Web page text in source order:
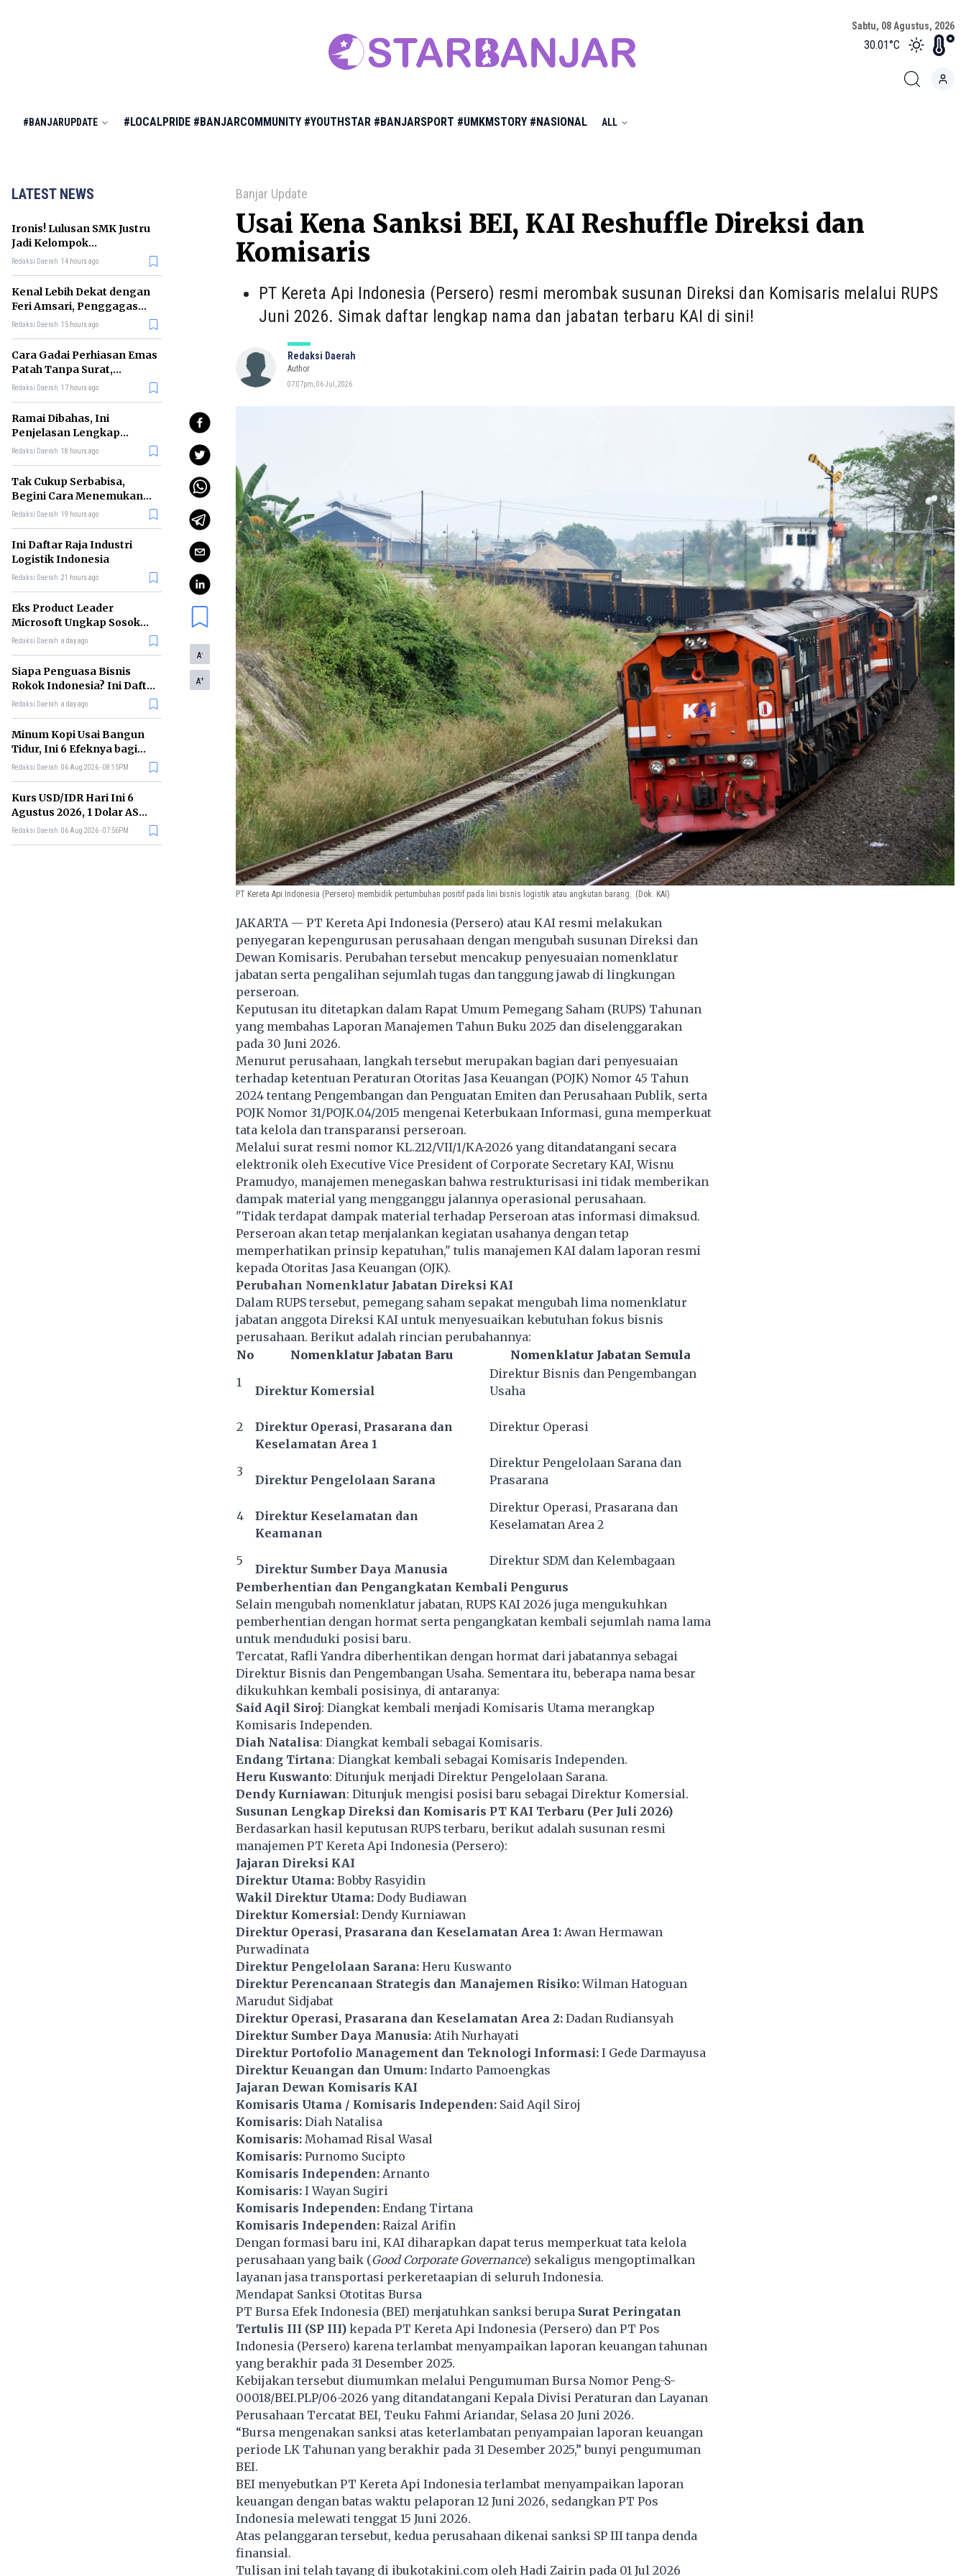
Sabtu, 08 Agustus, 2026
30.01°C
#BANJARUPDATE #LOCALPRIDE #BANJARCOMMUNITY #YOUTHSTAR #BANJARSPORT #UMKMSTORY #NASIONAL ALL
LATEST NEWS
Ironis! Lulusan SMK Justru
Jadi Kelompok
Pengangguran Terbanyak
Redaksi Daerah 14 hours ago
Kenal Lebih Dekat dengan
Feri Amsari, Penggagas
Kabinet Bayangan
Redaksi Daerah 15 hours ago
Cara Gadai Perhiasan Emas
Patah Tanpa Surat,
Ternyata Tetap Bisa!
Redaksi Daerah 17 hours ago
Ramai Dibahas, Ini
Penjelasan Lengkap
tentang Konsep Kabinet
Redaksi Daerah 18 hours ago
Tak Cukup Serbabisa,
Begini Cara Menemukan
'Spike' agar CV Dilirik HR
Redaksi Daerah 19 hours ago
Ini Daftar Raja Industri
Logistik Indonesia
Redaksi Daerah 21 hours ago
Eks Product Leader
Microsoft Ungkap Sosok
yang Paling Cocok
Redaksi Daerah a day ago
Siapa Penguasa Bisnis
Rokok Indonesia? Ini Daftar
Perusahaan Terbesarnya
Redaksi Daerah a day ago
Minum Kopi Usai Bangun
Tidur, Ini 6 Efeknya bagi
Kesehatan Tubuh
Redaksi Daerah 06 Aug 2026 - 08:15PM
Kurs USD/IDR Hari Ini 6
Agustus 2026, 1 Dolar AS
Kini Berapa Rupiah?
Redaksi Daerah 06 Aug 2026 - 07:56PM
Banjar Update
Usai Kena Sanksi BEI, KAI Reshuffle Direksi dan
Komisaris
PT Kereta Api Indonesia (Persero) resmi merombak susunan Direksi dan Komisaris melalui RUPS
Juni 2026. Simak daftar lengkap nama dan jabatan terbaru KAI di sini!
Redaksi Daerah
Author
07:07pm, 06 Jul, 2026
A-
A+
PT Kereta Api Indonesia (Persero) membidik pertumbuhan positif pada lini bisnis logistik atau angkutan barang. (Dok. KAI)
JAKARTA — PT Kereta Api Indonesia (Persero) atau KAI resmi melakukan
penyegaran kepengurusan perusahaan dengan mengubah susunan Direksi dan
Dewan Komisaris. Perubahan tersebut mencakup penyesuaian nomenklatur
jabatan serta pengalihan sejumlah tugas dan tanggung jawab di lingkungan
perseroan.
Keputusan itu ditetapkan dalam Rapat Umum Pemegang Saham (RUPS) Tahunan
yang membahas Laporan Manajemen Tahun Buku 2025 dan diselenggarakan
pada 30 Juni 2026.
Menurut perusahaan, langkah tersebut merupakan bagian dari penyesuaian
terhadap ketentuan Peraturan Otoritas Jasa Keuangan (POJK) Nomor 45 Tahun
2024 tentang Pengembangan dan Penguatan Emiten dan Perusahaan Publik, serta
POJK Nomor 31/POJK.04/2015 mengenai Keterbukaan Informasi, guna memperkuat
tata kelola dan transparansi perseroan.
Melalui surat resmi nomor KL.212/VII/1/KA-2026 yang ditandatangani secara
elektronik oleh Executive Vice President of Corporate Secretary KAI, Wisnu
Pramudyo, manajemen menegaskan bahwa restrukturisasi ini tidak memberikan
dampak material yang mengganggu jalannya operasional perusahaan.
"Tidak terdapat dampak material terhadap Perseroan atas informasi dimaksud.
Perseroan akan tetap menjalankan kegiatan usahanya dengan tetap
memperhatikan prinsip kepatuhan," tulis manajemen KAI dalam laporan resmi
kepada Otoritas Jasa Keuangan (OJK).
Perubahan Nomenklatur Jabatan Direksi KAI
Dalam RUPS tersebut, pemegang saham sepakat mengubah lima nomenklatur
jabatan anggota Direksi KAI untuk menyesuaikan kebutuhan fokus bisnis
perusahaan. Berikut adalah rincian perubahannya:
No
Nomenklatur Jabatan Baru
Nomenklatur Jabatan Semula
1
Direktur Komersial
Direktur Bisnis dan Pengembangan
Usaha
2
Direktur Operasi, Prasarana dan
Keselamatan Area 1
Direktur Operasi
3
Direktur Pengelolaan Sarana
Direktur Pengelolaan Sarana dan
Prasarana
4
Direktur Keselamatan dan
Keamanan
Direktur Operasi, Prasarana dan
Keselamatan Area 2
5
Direktur Sumber Daya Manusia
Direktur SDM dan Kelembagaan
Pemberhentian dan Pengangkatan Kembali Pengurus
Selain mengubah nomenklatur jabatan, RUPS KAI 2026 juga mengukuhkan
pemberhentian dengan hormat serta pengangkatan kembali sejumlah nama lama
untuk menduduki posisi baru.
Tercatat, Rafli Yandra diberhentikan dengan hormat dari jabatannya sebagai
Direktur Bisnis dan Pengembangan Usaha. Sementara itu, beberapa nama besar
dikukuhkan kembali posisinya, di antaranya:
Said Aqil Siroj: Diangkat kembali menjadi Komisaris Utama merangkap
Komisaris Independen.
Diah Natalisa: Diangkat kembali sebagai Komisaris.
Endang Tirtana: Diangkat kembali sebagai Komisaris Independen.
Heru Kuswanto: Ditunjuk menjadi Direktur Pengelolaan Sarana.
Dendy Kurniawan: Ditunjuk mengisi posisi baru sebagai Direktur Komersial.
Susunan Lengkap Direksi dan Komisaris PT KAI Terbaru (Per Juli 2026)
Berdasarkan hasil keputusan RUPS terbaru, berikut adalah susunan resmi
manajemen PT Kereta Api Indonesia (Persero):
Jajaran Direksi KAI
Direktur Utama:Bobby Rasyidin
Wakil Direktur Utama:Dody Budiawan
Direktur Komersial:Dendy Kurniawan
Direktur Operasi, Prasarana dan Keselamatan Area 1:Awan Hermawan
Purwadinata
Direktur Pengelolaan Sarana:Heru Kuswanto
Direktur Perencanaan Strategis dan Manajemen Risiko:Wilman Hatoguan
Marudut Sidjabat
Direktur Operasi, Prasarana dan Keselamatan Area 2:Dadan Rudiansyah
Direktur Sumber Daya Manusia:Atih Nurhayati
Direktur Portofolio Management dan Teknologi Informasi:I Gede Darmayusa
Direktur Keuangan dan Umum:Indarto Pamoengkas
Jajaran Dewan Komisaris KAI
Komisaris Utama / Komisaris Independen:Said Aqil Siroj
Komisaris:Diah Natalisa
Komisaris:Mohamad Risal Wasal
Komisaris:Purnomo Sucipto
Komisaris Independen:Arnanto
Komisaris:I Wayan Sugiri
Komisaris Independen:Endang Tirtana
Komisaris Independen:Raizal Arifin
Dengan formasi baru ini, KAI diharapkan dapat terus memperkuat tata kelola
perusahaan yang baik (Good Corporate Governance) sekaligus mengoptimalkan
layanan jasa transportasi perkeretaapian di seluruh Indonesia.
Mendapat Sanksi Ototitas Bursa
PT Bursa Efek Indonesia (BEI) menjatuhkan sanksi berupa Surat Peringatan
Tertulis III (SP III)kepada PT Kereta Api Indonesia (Persero) dan PT Pos
Indonesia (Persero) karena terlambat menyampaikan laporan keuangan tahunan
yang berakhir pada 31 Desember 2025.
Kebijakan tersebut diumumkan melalui Pengumuman Bursa Nomor Peng-S-
00018/BEI.PLP/06-2026 yang ditandatangani Kepala Divisi Peraturan dan Layanan
Perusahaan Tercatat BEI, Teuku Fahmi Ariandar, Selasa 20 Juni 2026.
“Bursa mengenakan sanksi atas keterlambatan penyampaian laporan keuangan
periode LK Tahunan yang berakhir pada 31 Desember 2025,” bunyi pengumuman
BEI.
BEI menyebutkan PT Kereta Api Indonesia terlambat menyampaikan laporan
keuangan dengan batas waktu pelaporan 12 Juni 2026, sedangkan PT Pos
Indonesia melewati tenggat 15 Juni 2026.
Atas pelanggaran tersebut, kedua perusahaan dikenai sanksi SP III tanpa denda
finansial.
Tulisan ini telah tayang di ibukotakini.com oleh Hadi Zairin pada 01 Jul 2026